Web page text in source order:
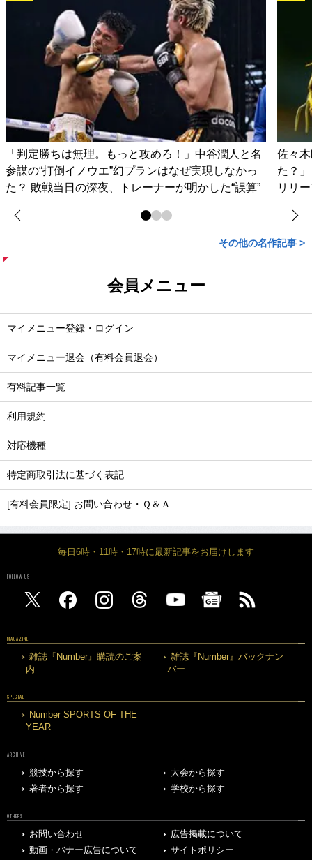
「判定勝ちは無理。もっと攻めろ！」中谷潤人と名
参謀の“打倒イノウエ”幻プランはなぜ実現しなかっ
た？ 敗戦当日の深夜、トレーナーが明かした“誤算”
佐々
た？
リリ
その他の名作記事 >
会員メニュー
マイメニュー登録・ログイン
マイメニュー退会（有料会員退会）
有料記事一覧
利用規約
対応機種
特定商取引法に基づく表記
[有料会員限定] お問い合わせ・Ｑ＆Ａ
毎日6時・11時・17時に最新記事をお届けします
FOLLOW US
MAGAZINE
雑誌『Number』購読のご案
内
雑誌『Number』バックナン
バー
SPECIAL
Number SPORTS OF THE
YEAR
ARCHIVE
競技から探す
大会から探す
著者から探す
学校から探す
OTHERS
お問い合わせ
広告掲載について
動画・バナー広告について
サイトポリシー